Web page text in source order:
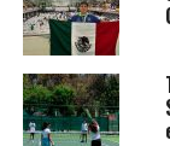
Ana Dora
amenazas y
Fernanda